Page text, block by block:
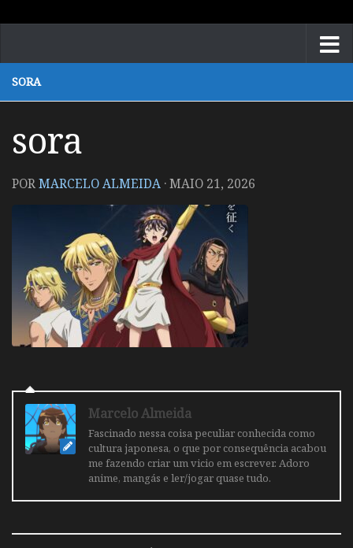
SORA
sora
PORMARCELO ALMEIDA ·MAIO 21, 2026
Marcelo Almeida
Fascinado nessa coisa peculiar conhecida como
cultura japonesa, o que por consequência acabou
me fazendo criar um vicio em escrever. Adoro
anime, mangás e ler/jogar quase tudo.